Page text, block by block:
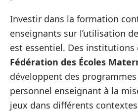
Investir dans la formation
enseignants sur l’utilisation
est essentiel. Des institutions
Fédération des Écoles
développent des
personnel enseignant à la
jeux dans différents contextes